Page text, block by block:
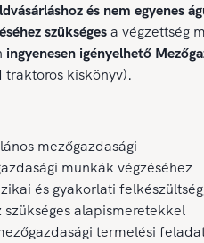
és nem egyenes
szükségesa végzettség
ingyenesen igényelhető
traktoros kiskönyv).
mezőgazdasági
munkák végzéséhez
és gyakorlati
alapismeretekkel
termelési